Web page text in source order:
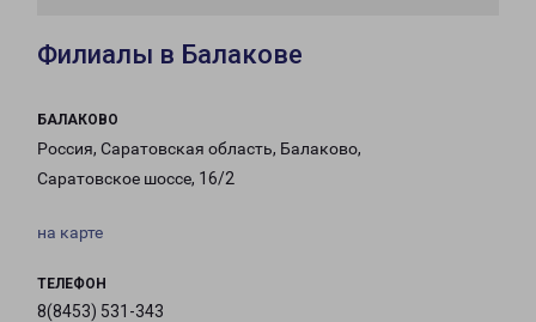
Филиалы в Балакове
БАЛАКОВО
Россия, Саратовская область, Балаково,
Саратовское шоссе, 16/2
на карте
ТЕЛЕФОН
8(8453) 531-343